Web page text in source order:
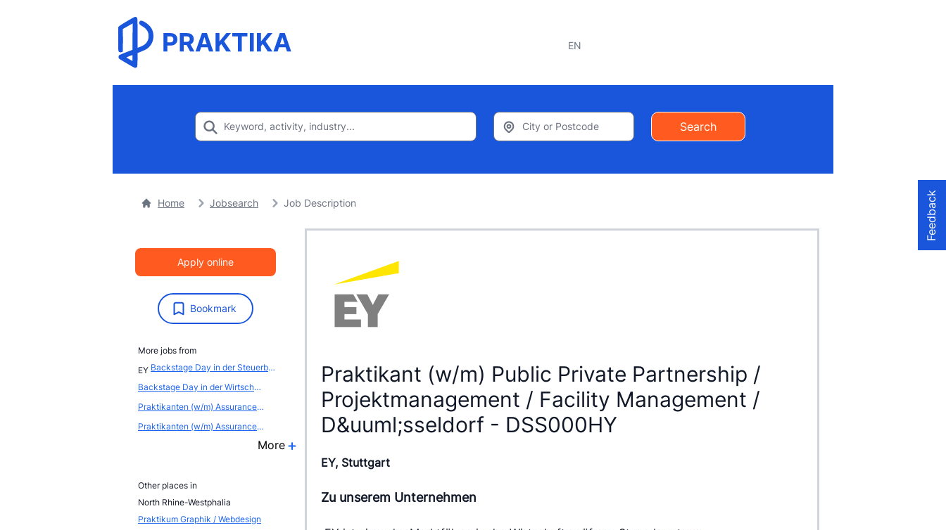
EN
Search
Home Jobsearch Job Description
Apply online
Bookmark
More jobs from
EY
Backstage Day in der Steuerberatung - GER00091
Backstage Day in der Wirtschaftspr&uuml;fung - GER0009B
Praktikanten (w/m) Assurance / K&ouml;ln - KLN00054
Praktikanten (w/m) Assurance / Hannover - HAN0005P
More
Other places in
North Rhine-Westphalia
Praktikum Graphik / Webdesign
Praktikant (w/m) Public Private Partnership /
Projektmanagement / Facility Management /
D&uuml;sseldorf - DSS000HY
EY, Stuttgart
Zu unserem Unternehmen
Feedback